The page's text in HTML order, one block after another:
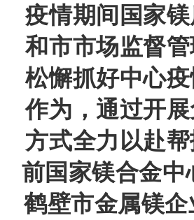
疫情期间国家
和市市场监督
松懈抓好中心
作为，通过开
方式全力以赴
前国家镁合金
鹤壁市金属镁